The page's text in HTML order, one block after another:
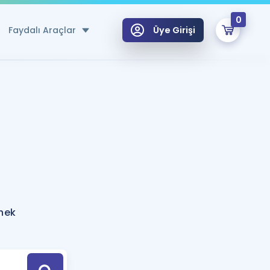
Faydalı Araçlar
Hesaplama Aracı
için Öneriler
Tek Takvimde
Üye Girişi
0